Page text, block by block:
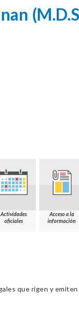
Actividades
oficiales
Acceso a la
información
que rigen y